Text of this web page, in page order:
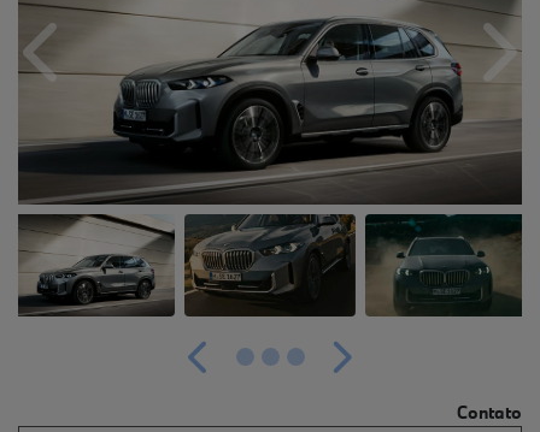
Anterior
Anterior Próximo
Contato